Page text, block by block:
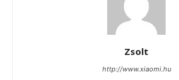
Zsolt
http://www.xiaomi.hu